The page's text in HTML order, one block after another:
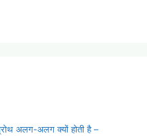
अलग-अलग क्यों होती है –